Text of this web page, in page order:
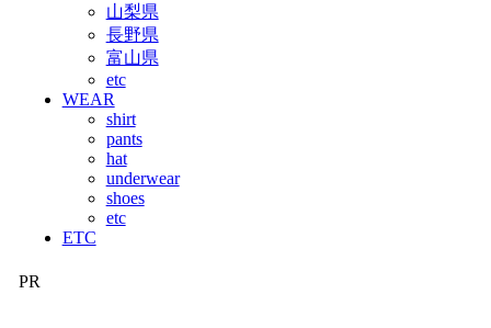
山梨県
長野県
富山県
etc
WEAR
shirt
pants
hat
underwear
shoes
etc
ETC
PR